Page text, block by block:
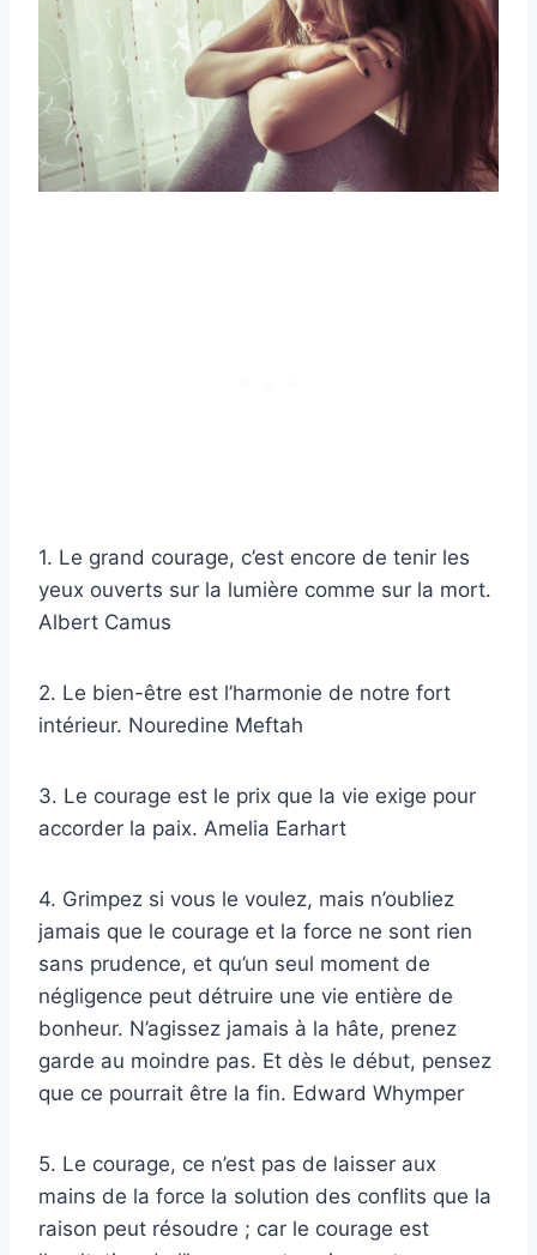
1. Le grand courage, c’est encore de tenir les
yeux ouverts sur la lumière comme sur la mort.
Albert Camus
2. Le bien-être est l’harmonie de notre fort
intérieur. Nouredine Meftah
3. Le courage est le prix que la vie exige pour
accorder la paix. Amelia Earhart
4. Grimpez si vous le voulez, mais n’oubliez
jamais que le courage et la force ne sont rien
sans prudence, et qu’un seul moment de
négligence peut détruire une vie entière de
bonheur. N’agissez jamais à la hâte, prenez
garde au moindre pas. Et dès le début, pensez
que ce pourrait être la fin. Edward Whymper
5. Le courage, ce n’est pas de laisser aux
mains de la force la solution des conflits que la
raison peut résoudre ; car le courage est